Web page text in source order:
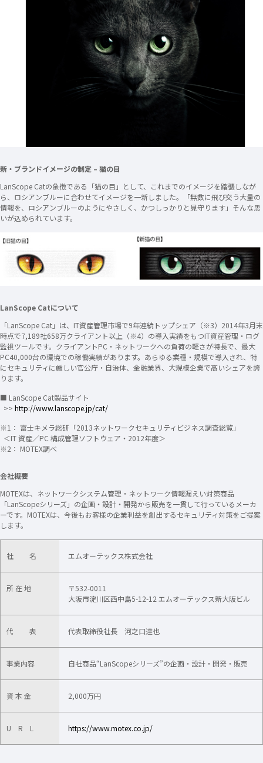
新・ブランドイメージの制定 – 猫の目
LanScope Catの象徴である「猫の目」として、これまでのイメージを踏襲しなが
ら、ロシアンブルーに合わせてイメージを一新しました。「無数に飛び交う大量の
情報を、ロシアンブルーのようにやさしく、かつしっかりと見守ります」そんな思
いが込められています。
LanScope Catについて
「LanScope Cat」は、IT資産管理市場で9年連続トップシェア（※3）2014年3月末
時点で7,189社658万クライアント以上（※4）の導入実績をもつIT資産管理・ログ
監視ツールです。クライアントPC・ネットワークへの負荷の軽さが特長で、最大
PC40,000台の環境での稼働実績があります。あらゆる業種・規模で導入され、特
にセキュリティに厳しい官公庁・自治体、金融業界、大規模企業で高いシェアを誇
ります。
■ LanScope Cat製品サイト
>> http://www.lanscope.jp/cat/
※1： 富士キメラ総研「2013ネットワークセキュリティビジネス調査総覧」
＜IT 資産／PC 構成管理ソフトウェア・2012年度＞
※2： MOTEX調べ
会社概要
MOTEXは、ネットワークシステム管理・ネットワーク情報漏えい対策商品
「LanScopeシリーズ」の企画・設計・開発から販売を一貫して行っているメーカ
ーです。MOTEXは、今後もお客様の企業利益を創出するセキュリティ対策をご提案
します。
社 名 エムオーテックス株式会社
所 在 地
〒532-0011
大阪市淀川区西中島5-12-12 エムオーテックス新大阪ビル
代 表 代表取締役社長 河之口達也
事業内容 自社商品“LanScopeシリーズ”の企画・設計・開発・販売
資 本 金 2,000万円
U R L https://www.motex.co.jp/